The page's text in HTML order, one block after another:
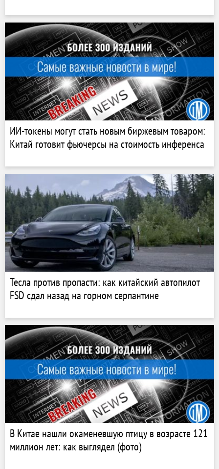
ИИ-токены могут стать новым биржевым товаром:
Китай готовит фьючерсы на стоимость инференса
Тесла против пропасти: как китайский автопилот
FSD сдал назад на горном серпантине
В Китае нашли окаменевшую птицу в возрасте 121
миллион лет: как выглядел (фото)